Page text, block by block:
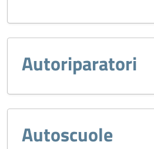
Autoriparatori
Autoscuole